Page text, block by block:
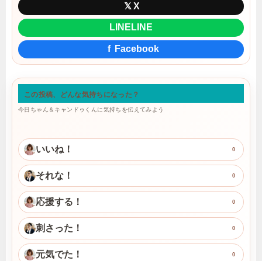
𝕏 X
LINE LINE
f Facebook
この投稿、どんな気持ちになった？
今日ちゃん＆キャンドゥくんに気持ちを伝えてみよう
いいね！ 0
それな！ 0
応援する！ 0
刺さった！ 0
元気でた！ 0